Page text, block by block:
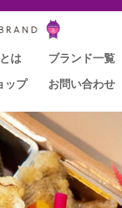
は ブランド一覧
ップ お問い合わせ